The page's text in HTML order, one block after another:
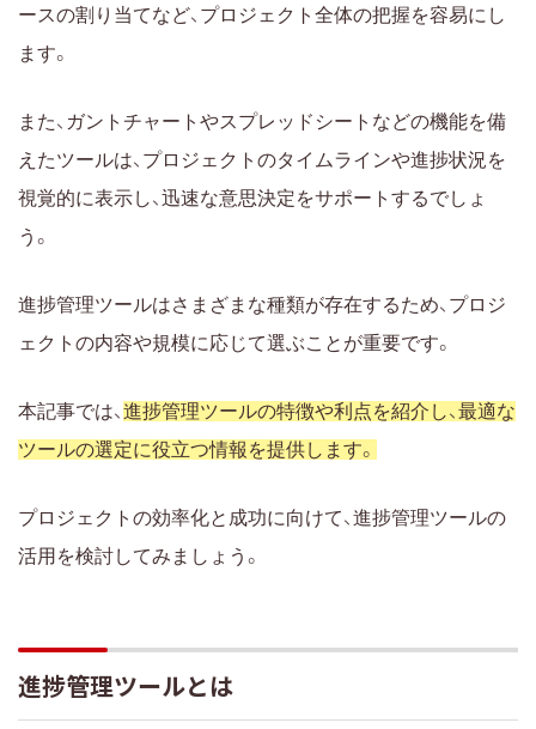
Basecamp
Airtable
GitHub
めよう！
ースの割り当てなど、プロジェクト全体の把握を容易にし
ます。
また、ガントチャートやスプレッドシートなどの機能を備
えたツールは、プロジェクトのタイムラインや進捗状況を
視覚的に表示し、迅速な意思決定をサポートするでしょ
う。
進捗管理ツールはさまざまな種類が存在するため、プロジ
ェクトの内容や規模に応じて選ぶことが重要です。
本記事では、 進捗管理ツールの特徴や利点を紹介し、最適な
ツールの選定に役立つ情報を提供します。
プロジェクトの効率化と成功に向けて、進捗管理ツールの
活用を検討してみましょう。
進捗管理ツールとは